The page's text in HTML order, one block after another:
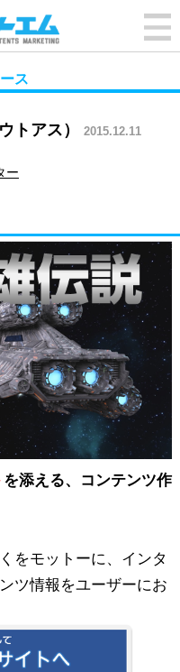
ス
トアス） 2015.12.11
ー
を添える、コンテンツ作
をモットーに、インタ
ツ情報をユーザーにお